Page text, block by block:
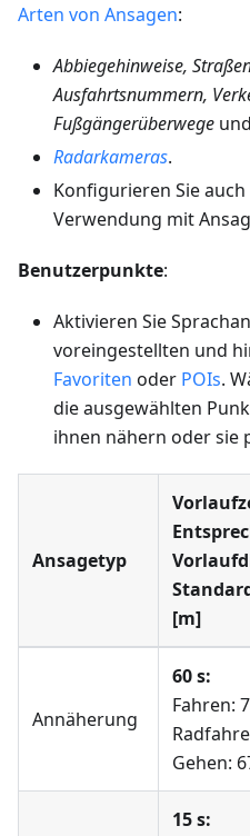
Arten von Ansagen:
Abbiegehinweise,
Ausfahrtsnummern,
Fußgängerüberwege und
Radarkameras.
Konfigurieren Sie auch
Verwendung mit
Benutzerpunkte:
Aktivieren Sie
voreingestellten und
Favoriten oder POIs.
die ausgewählten
ihnen nähern oder sie
Ansagetyp
[m]
Annäherung
60 s:
Fahren:
Gehen:
15 s: